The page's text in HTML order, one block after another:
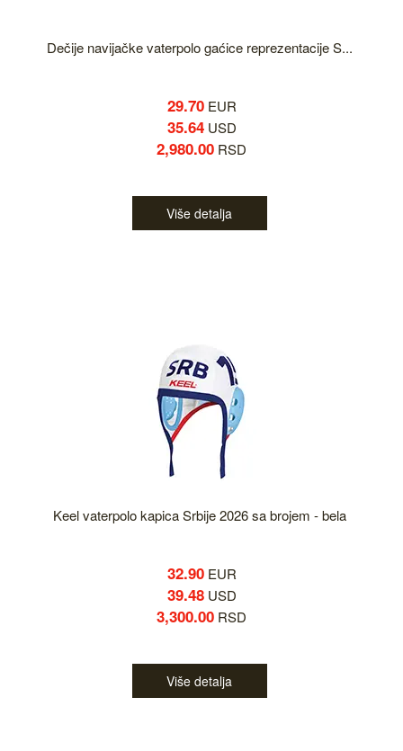
Dečije navijačke vaterpolo gaćice reprezentacije S...
29.70EUR
35.64USD
2,980.00 RSD
Više detalja
Keel vaterpolo kapica Srbije 2026 sa brojem - bela
32.90EUR
39.48USD
3,300.00 RSD
Više detalja